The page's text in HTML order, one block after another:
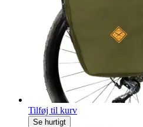
Tilføj til kurv
Se hurtigt